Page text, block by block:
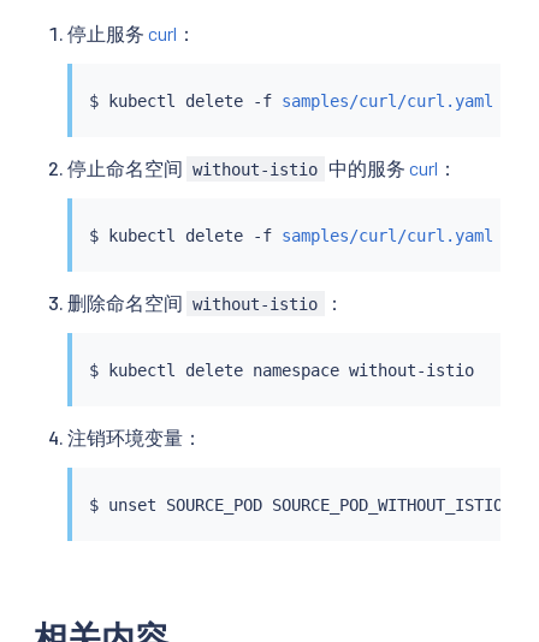
停止服务 curl ：
$ kubectl delete -f samples/curl/curl.yaml
停止命名空间 without-istio 中的服务 curl ：
$ kubectl delete -f samples/curl/curl.yaml
删除命名空间 without-istio ：
$ kubectl delete namespace without-istio
注销环境变量：